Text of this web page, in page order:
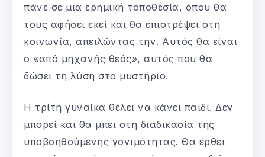
πάνε σε μια ερημική τοποθεσία, όπου θα
τους αφήσει εκεί και θα επιστρέψει στη
κοινωνία, απειλώντας την. Αυτός θα είναι
ο «από μηχανής θεός», αυτός που θα
δώσει τη λύση στο μυστήριο.
Η τρίτη γυναίκα θέλει να κάνει παιδί. Δεν
μπορεί και θα μπει στη διαδικασία της
υποβοηθούμενης γονιμότητας. Θα έρθει